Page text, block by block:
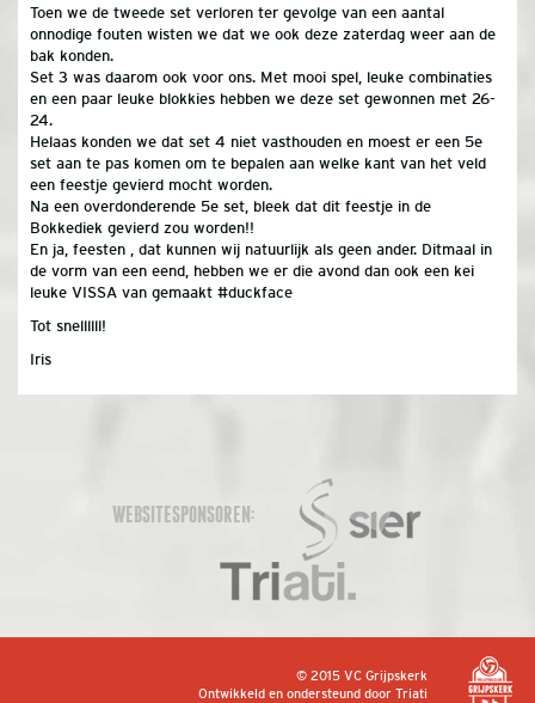
Toen we de tweede set verloren ter gevolge van een aantal
onnodige fouten wisten we dat we ook deze zaterdag weer aan de
bak konden.
Set 3 was daarom ook voor ons. Met mooi spel, leuke combinaties
en een paar leuke blokkies hebben we deze set gewonnen met 26-
24.
Helaas konden we dat set 4 niet vasthouden en moest er een 5e
set aan te pas komen om te bepalen aan welke kant van het veld
een feestje gevierd mocht worden.
Na een overdonderende 5e set, bleek dat dit feestje in de
Bokkediek gevierd zou worden!!
En ja, feesten , dat kunnen wij natuurlijk als geen ander. Ditmaal in
de vorm van een eend, hebben we er die avond dan ook een kei
leuke VISSA van gemaakt #duckface
Tot snellllll!
Iris
WEBSITESPONSOREN:
© 2015 VC Grijpskerk
Ontwikkeld en ondersteund doorTriati